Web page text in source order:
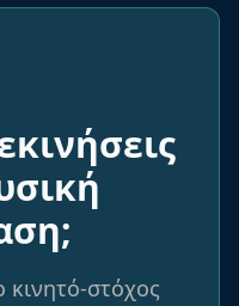
κινητό-στόχος